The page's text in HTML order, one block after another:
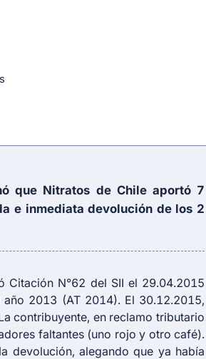
que Nitratos de Chile aportó 7
e inmediata devolución de los 2
Citación N°62 del SII el 29.04.2015
2013 (AT 2014). El 30.12.2015,
contribuyente, en reclamo tributario
faltantes (uno rojo y otro café).
devolución, alegando que ya había